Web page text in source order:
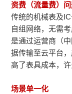
资费（流量费）
传统的机械表及
自组网络，无需
是通过运营商（
据传输至云平台
高了表具成本，
场景单一化